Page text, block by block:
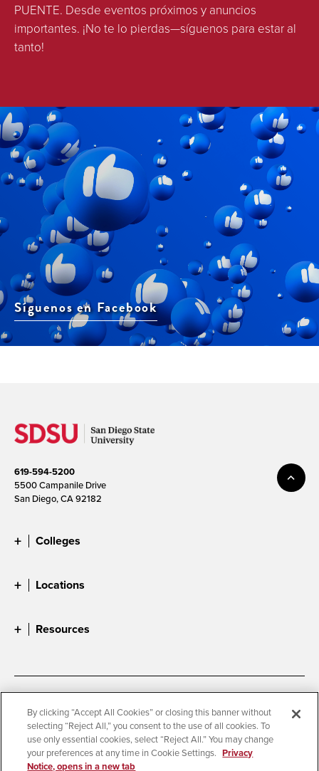
PUENTE. Desde eventos próximos y anuncios
importantes. ¡No te lo pierdas—síguenos para estar al
tanto!
Síguenos en Facebook
619-594-5200
5500 Campanile Drive
San Diego, CA 92182
Colleges
Locations
Resources
Accessibility
Document Readers
Digital Privacy Statement
Cookie Settings
Campus Safety Reports
Institutional Disclosures
By clicking “Accept All Cookies” or closing this banner without
selecting “Reject All,” you consent to the use of all cookies. To
use only essential cookies, select “Reject All.” You may change
your preferences at any time in Cookie Settings. Privacy
Notice, opens in a new tab